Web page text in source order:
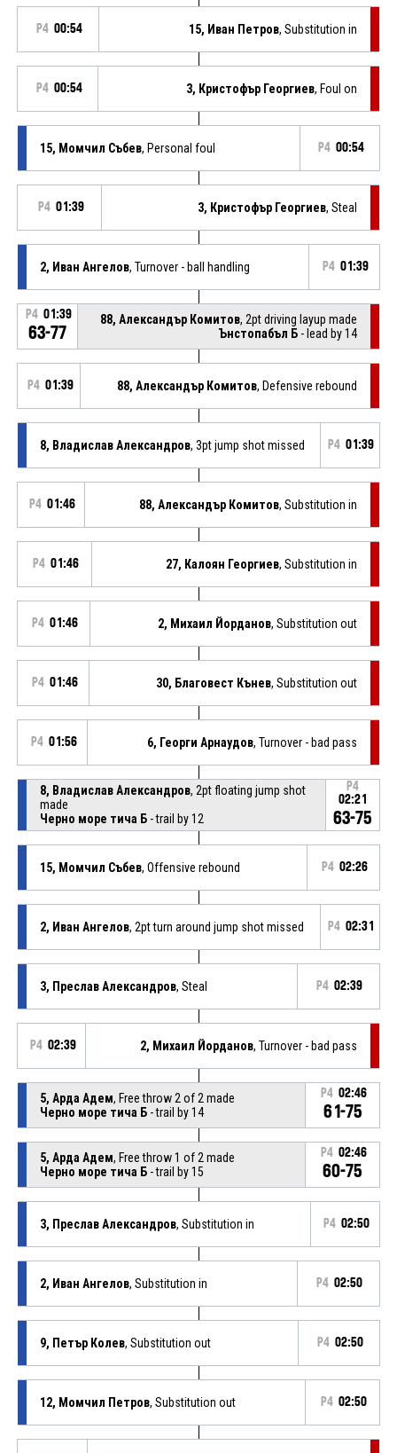
P4 00:54 15, Иван Петров, Substitution in
P4 00:54 3, Кристофър Георгиев, Foul on
15, Момчил Събев, Personal foul P4 00:54
P4 01:39 3, Кристофър Георгиев, Steal
2, Иван Ангелов, Turnover - ball handling P4 01:39
P4 01:39
63-77
88, Александър Комитов, 2pt driving layup made
Ънстопабъл Б - lead by 14
P4 01:39 88, Александър Комитов, Defensive rebound
8, Владислав Александров, 3pt jump shot missed P4 01:39
P4 01:46 88, Александър Комитов, Substitution in
P4 01:46 27, Калоян Георгиев, Substitution in
P4 01:46 2, Михаил Йорданов, Substitution out
P4 01:46 30, Благовест Кънев, Substitution out
P4 01:56 6, Георги Арнаудов, Turnover - bad pass
8, Владислав Александров, 2pt floating jump shot
made
Черно море тича Б- trail by 12
P4
02:21
63-75
15, Момчил Събев, Offensive rebound P4 02:26
2, Иван Ангелов, 2pt turn around jump shot missed P4 02:31
3, Преслав Александров, Steal P4 02:39
P4 02:39 2, Михаил Йорданов, Turnover - bad pass
5, Арда Адем, Free throw 2 of 2 made
Черно море тича Б- trail by 14
P4 02:46
61-75
5, Арда Адем, Free throw 1 of 2 made
Черно море тича Б- trail by 15
P4 02:46
60-75
3, Преслав Александров, Substitution in P4 02:50
2, Иван Ангелов, Substitution in P4 02:50
9, Петър Колев, Substitution out P4 02:50
12, Момчил Петров, Substitution out P4 02:50